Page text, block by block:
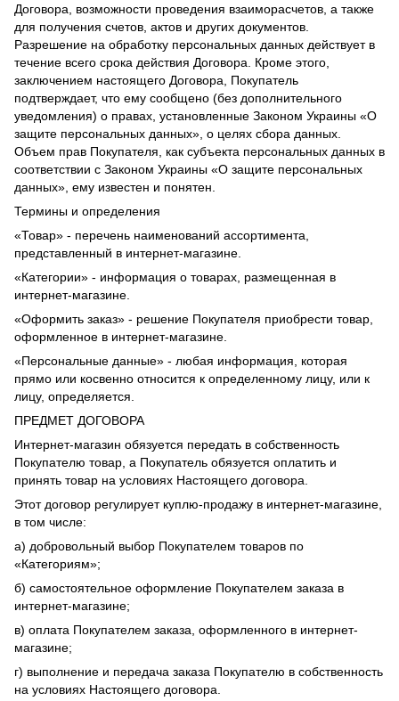
Договора, возможности проведения взаиморасчетов, а также
для получения счетов, актов и других документов.
Разрешение на обработку персональных данных действует в
течение всего срока действия Договора. Кроме этого,
заключением настоящего Договора, Покупатель
подтверждает, что ему сообщено (без дополнительного
уведомления) о правах, установленные Законом Украины «О
защите персональных данных», о целях сбора данных.
Объем прав Покупателя, как субъекта персональных данных в
соответствии с Законом Украины «О защите персональных
данных», ему известен и понятен.
Термины и определения
«Товар» - перечень наименований ассортимента,
представленный в интернет-магазине.
«Категории» - информация о товарах, размещенная в
интернет-магазине.
«Оформить заказ» - решение Покупателя приобрести товар,
оформленное в интернет-магазине.
«Персональные данные» - любая информация, которая
прямо или косвенно относится к определенному лицу, или к
лицу, определяется.
ПРЕДМЕТ ДОГОВОРА
Интернет-магазин обязуется передать в собственность
Покупателю товар, а Покупатель обязуется оплатить и
принять товар на условиях Настоящего договора.
Этот договор регулирует куплю-продажу в интернет-магазине,
в том числе:
а) добровольный выбор Покупателем товаров по
«Категориям»;
б) самостоятельное оформление Покупателем заказа в
интернет-магазине;
в) оплата Покупателем заказа, оформленного в интернет-
магазине;
г) выполнение и передача заказа Покупателю в собственность
на условиях Настоящего договора.